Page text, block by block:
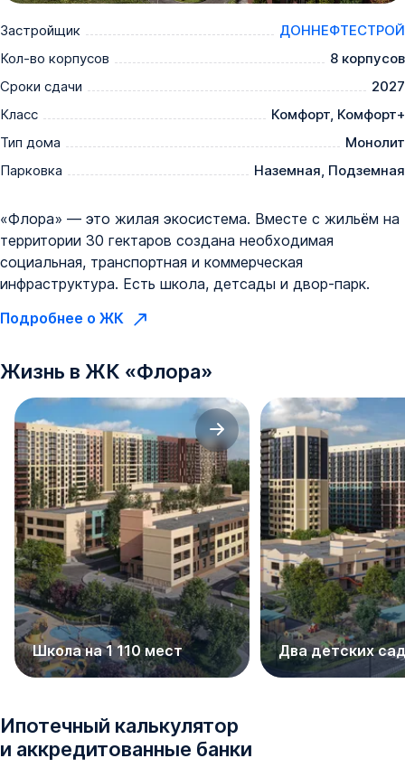
Застройщик
ДОННЕФТЕСТРОЙ
Кол-во корпусов
8 корпусов
Сроки сдачи
2027
Класс
Комфорт, Комфорт+
Тип дома
Монолит
Парковка
Наземная, Подземная
«Флора» — это жилая экосистема. Вместе с жильём на
территории 30 гектаров создана необходимая
социальная, транспортная и коммерческая
инфраструктура. Есть школа, детсады и двор-парк.
Подробнее о ЖК
Жизнь в ЖК «Флора»
Школа на 1 110 мест Два детских
Ипотечный калькулятор
и аккредитованные банки